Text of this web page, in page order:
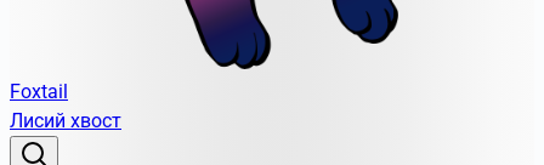
Foxtail
Лисий хвост